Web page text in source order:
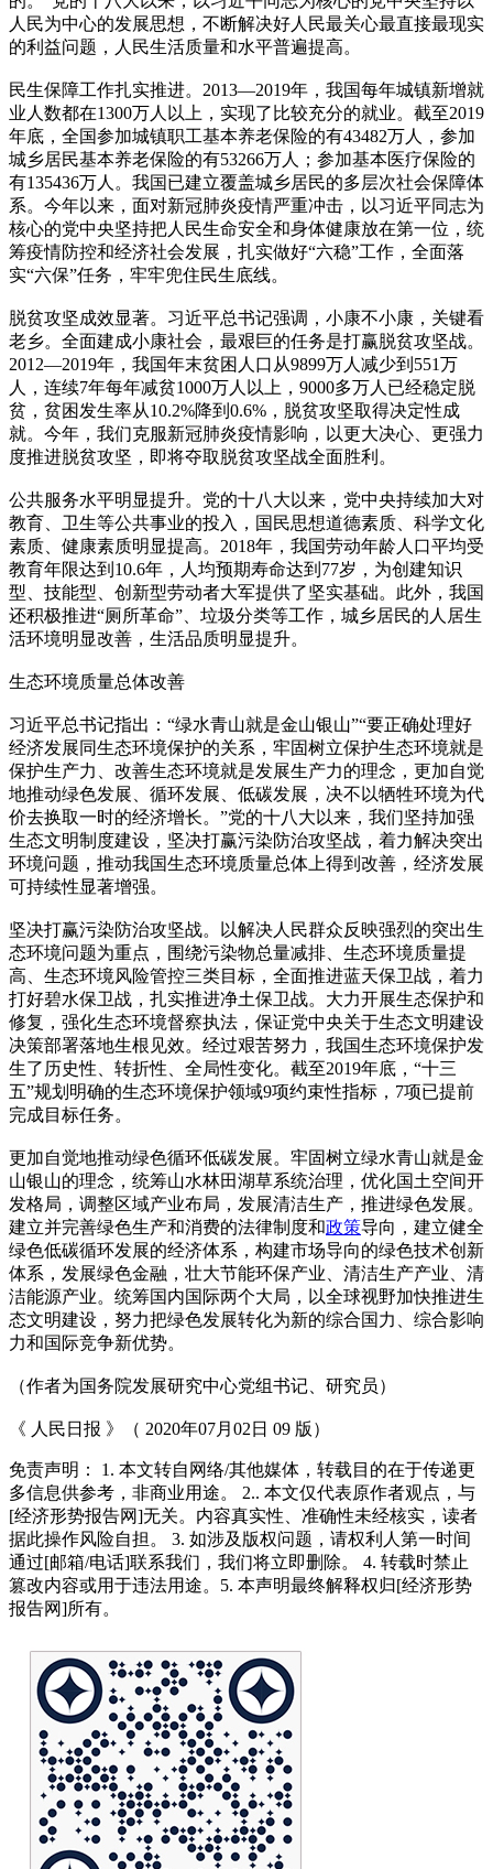
人民为中心的发展思想，不断解决好人民最关心最直接最现实
的利益问题，人民生活质量和水平普遍提高。
民生保障工作扎实推进。2013—2019年，我国每年城镇新增就
业人数都在1300万人以上，实现了比较充分的就业。截至2019
年底，全国参加城镇职工基本养老保险的有43482万人，参加
城乡居民基本养老保险的有53266万人；参加基本医疗保险的
有135436万人。我国已建立覆盖城乡居民的多层次社会保障体
系。今年以来，面对新冠肺炎疫情严重冲击，以习近平同志为
核心的党中央坚持把人民生命安全和身体健康放在第一位，统
筹疫情防控和经济社会发展，扎实做好“六稳”工作，全面落
实“六保”任务，牢牢兜住民生底线。
脱贫攻坚成效显著。习近平总书记强调，小康不小康，关键看
老乡。全面建成小康社会，最艰巨的任务是打赢脱贫攻坚战。
2012—2019年，我国年末贫困人口从9899万人减少到551万
人，连续7年每年减贫1000万人以上，9000多万人已经稳定脱
贫，贫困发生率从10.2%降到0.6%，脱贫攻坚取得决定性成
就。今年，我们克服新冠肺炎疫情影响，以更大决心、更强力
度推进脱贫攻坚，即将夺取脱贫攻坚战全面胜利。
公共服务水平明显提升。党的十八大以来，党中央持续加大对
教育、卫生等公共事业的投入，国民思想道德素质、科学文化
素质、健康素质明显提高。2018年，我国劳动年龄人口平均受
教育年限达到10.6年，人均预期寿命达到77岁，为创建知识
型、技能型、创新型劳动者大军提供了坚实基础。此外，我国
还积极推进“厕所革命”、垃圾分类等工作，城乡居民的人居生
活环境明显改善，生活品质明显提升。
生态环境质量总体改善
习近平总书记指出：“绿水青山就是金山银山”“要正确处理好
经济发展同生态环境保护的关系，牢固树立保护生态环境就是
保护生产力、改善生态环境就是发展生产力的理念，更加自觉
地推动绿色发展、循环发展、低碳发展，决不以牺牲环境为代
价去换取一时的经济增长。”党的十八大以来，我们坚持加强
生态文明制度建设，坚决打赢污染防治攻坚战，着力解决突出
环境问题，推动我国生态环境质量总体上得到改善，经济发展
可持续性显著增强。
坚决打赢污染防治攻坚战。以解决人民群众反映强烈的突出生
态环境问题为重点，围绕污染物总量减排、生态环境质量提
高、生态环境风险管控三类目标，全面推进蓝天保卫战，着力
打好碧水保卫战，扎实推进净土保卫战。大力开展生态保护和
修复，强化生态环境督察执法，保证党中央关于生态文明建设
决策部署落地生根见效。经过艰苦努力，我国生态环境保护发
生了历史性、转折性、全局性变化。截至2019年底，“十三
五”规划明确的生态环境保护领域9项约束性指标，7项已提前
完成目标任务。
更加自觉地推动绿色循环低碳发展。牢固树立绿水青山就是金
山银山的理念，统筹山水林田湖草系统治理，优化国土空间开
发格局，调整区域产业布局，发展清洁生产，推进绿色发展。
建立并完善绿色生产和消费的法律制度和政策导向，建立健全
绿色低碳循环发展的经济体系，构建市场导向的绿色技术创新
体系，发展绿色金融，壮大节能环保产业、清洁生产产业、清
洁能源产业。统筹国内国际两个大局，以全球视野加快推进生
态文明建设，努力把绿色发展转化为新的综合国力、综合影响
力和国际竞争新优势。
（作者为国务院发展研究中心党组书记、研究员）
《 人民日报 》（ 2020年07月02日 09 版）
免责声明： 1. 本文转自网络/其他媒体，转载目的在于传递更
多信息供参考，非商业用途。 2.. 本文仅代表原作者观点，与
[经济形势报告网]无关。内容真实性、准确性未经核实，读者
据此操作风险自担。 3. 如涉及版权问题，请权利人第一时间
通过[邮箱/电话]联系我们，我们将立即删除。 4. 转载时禁止
篡改内容或用于违法用途。5. 本声明最终解释权归[经济形势
报告网]所有。